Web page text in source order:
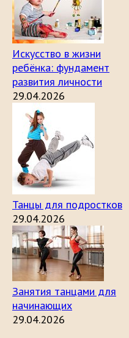
Искусство в жизни
ребёнка: фундамент
развития личности
29.04.2026
Танцы для подростков
29.04.2026
Занятия танцами для
начинающих
29.04.2026